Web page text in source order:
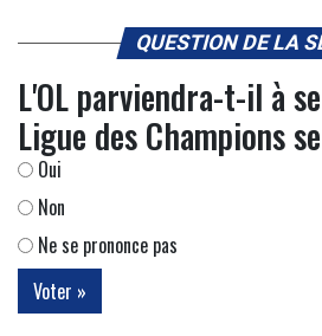
QUESTION DE LA
L'OL parviendra-t-il à
Ligue des Champions
Oui
Non
Ne se prononce pas